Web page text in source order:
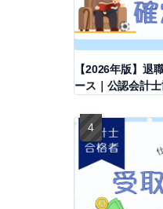
【2026年版】退
ース｜公認会計